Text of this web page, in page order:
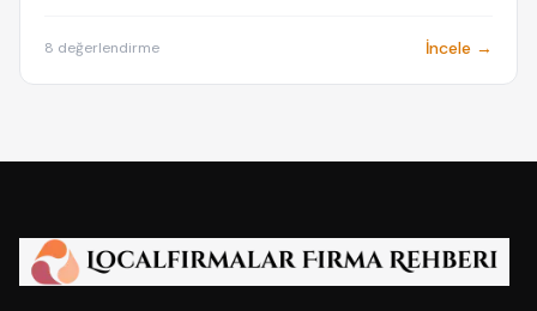
8 değerlendirme İncele →